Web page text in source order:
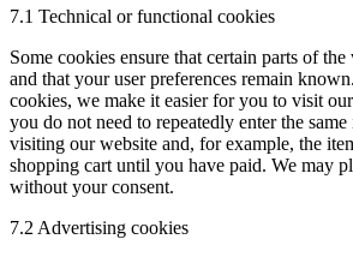
7.1 Technical or functional cookies
Some cookies ensure that certain parts of
and that your user preferences remain
cookies, we make it easier for you to visit
you do not need to repeatedly enter the
visiting our website and, for example, the
shopping cart until you have paid. We may
without your consent.
7.2 Advertising cookies